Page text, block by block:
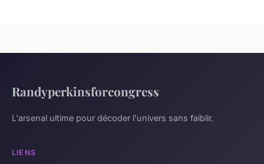
Randyperkinsforcongress
L'arsenal ultime pour décoder l'univers sans faiblir.
LIENS